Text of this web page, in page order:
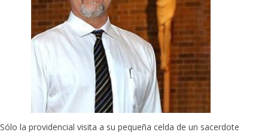
Sólo la providencial visita a su pequeña celda de un sacerdote